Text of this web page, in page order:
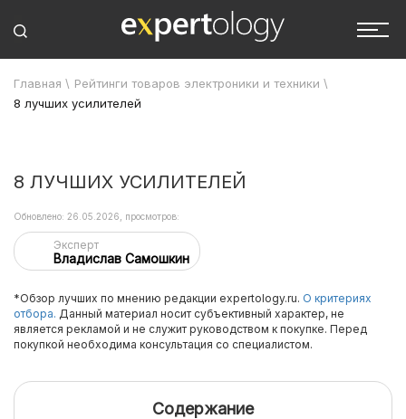
Главная \ Рейтинги товаров электроники и техники \
8 лучших усилителей
8 ЛУЧШИХ УСИЛИТЕЛЕЙ
Эксперт
Владислав Самошкин
Обновлено: 26.05.2026, просмотров:
*Обзор лучших по мнению редакции expertology.ru. О критериях
отбора. Данный материал носит субъективный характер, не
является рекламой и не служит руководством к покупке. Перед
покупкой необходима консультация со специалистом.
Содержание